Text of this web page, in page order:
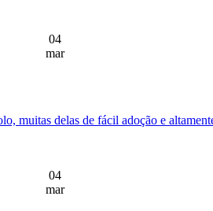
04
mar
muitas delas de fácil adoção e
04
mar